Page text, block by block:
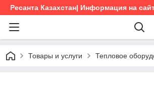
Ресанта Казахстан| Информация на
Товары и услуги Тепловое